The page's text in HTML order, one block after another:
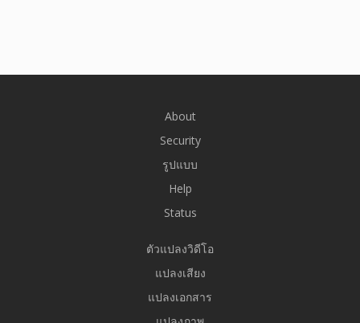
About
Security
รูปแบบ
Help
Status
ตัวแปลงวิดีโอ
แปลงเสียง
แปลงเอกสาร